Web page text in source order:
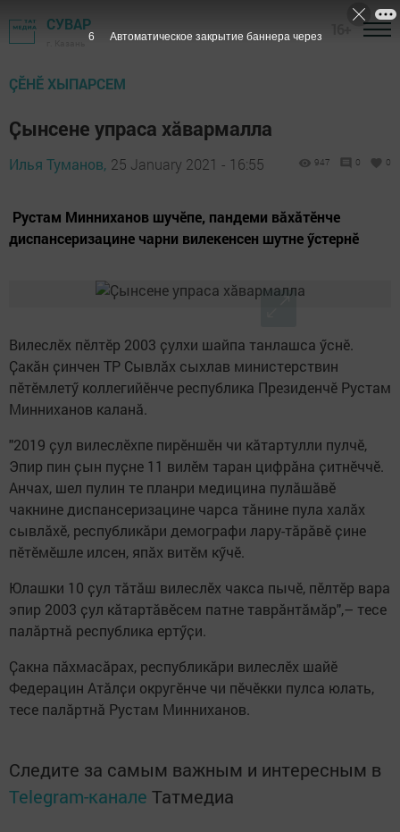
СУВАР
ÇӖНӖ ХЫПАРСЕМ
Ҫынсене упраса хӑвармалла
Илья Туманов, 25 January 2021 - 16:55 947 0 0
Рустам Минниханов шучӗпе, пандеми вӑхӑтӗнче
диспансеризацине чарни вилекенсен шутне ӳстернӗ
Вилеслӗх пӗлтӗр 2003 ҫулхи шайпа танлашса ӳснӗ.
Ҫакӑн ҫинчен ТР Сывлӑх сыхлав министерствин
пӗтӗмлетӳ коллегийӗнче республика Президенчӗ Рустам
Минниханов каланӑ.
"2019 ҫул вилеслӗхпе пирӗншӗн чи кӑтартулли пулчӗ,
Эпир пин ҫын пуҫне 11 вилӗм таран цифрӑна ҫитнӗччӗ.
Анчах, шел пулин те планри медицина пулӑшӑвӗ
чакнине диспансеризацине чарса тӑнине пула халӑх
сывлӑхӗ, республикӑри демографи лару-тӑрӑвӗ ҫине
пӗтӗмӗшле илсен, япӑх витӗм кӳчӗ.
Юлашки 10 ҫул тӑтӑш вилеслӗх чакса пычӗ, пӗлтӗр вара
эпир 2003 ҫул кӑтартӑвӗсем патне таврӑнтӑмӑр",– тесе
палӑртнӑ республика ертӳҫи.
Ҫакна пӑхмасӑрах, республикӑри вилеслӗх шайӗ
Федерацин Атӑлҫи округӗнче чи пӗчӗкки пулса юлать,
тесе палӑртнӑ Рустам Минниханов.
Следите за самым важным и интересным в
Telegram-канале Татмедиа
5 Автоматическое закрытие баннера через